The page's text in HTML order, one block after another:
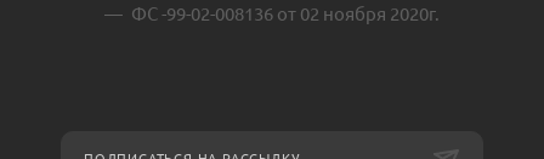
ФС -99-02-008136 от 02 ноября 2020г.